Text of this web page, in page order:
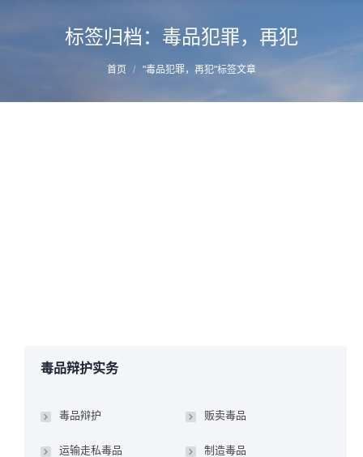
标签归档： 毒品犯罪，再犯
首页 "毒品犯罪，再犯"标签文章
毒品辩护实务
毒品辩护 贩卖毒品
运输走私毒品 制造毒品